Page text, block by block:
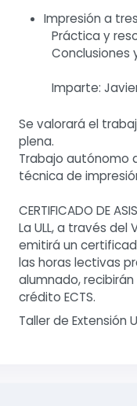
Impresión a
Práctica y
Conclusiones
Imparte:
Se valorará el
plena.
Trabajo autónomo
técnica de
CERTIFICADO DE
La ULL, a través
emitirá un
las horas lectivas
alumnado,
crédito ECTS.
Taller de Extensión